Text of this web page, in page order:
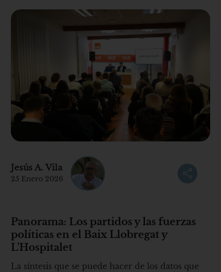
Jesús A. Vila
25 Enero 2026
Panorama: Los partidos y las fuerzas
políticas en el Baix Llobregat y
L'Hospitalet
La síntesis que se puede hacer de los datos que